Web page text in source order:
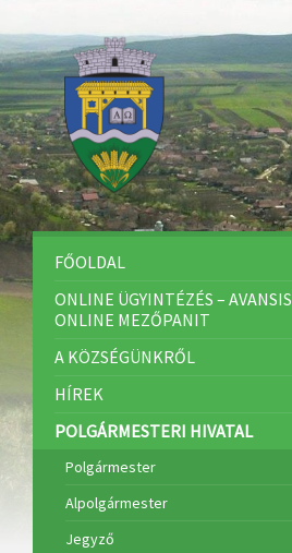
FŐOLDAL
ONLINE ÜGYINTÉZÉS – AVANSIS
ONLINE MEZŐPANIT
A KÖZSÉGÜNKRŐL
HÍREK
POLGÁRMESTERI HIVATAL
Polgármester
Alpolgármester
Jegyző